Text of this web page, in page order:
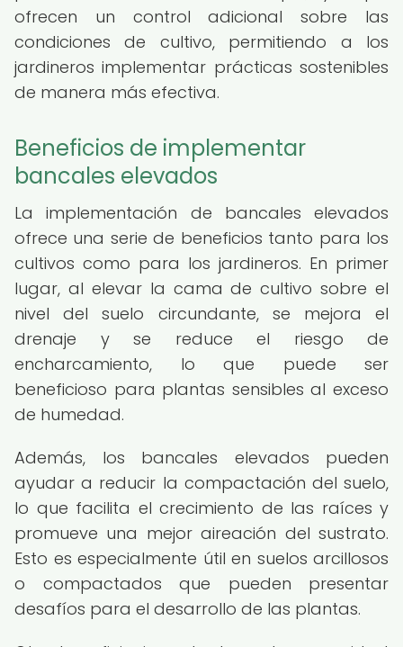
ofrecen un control adicional sobre las
condiciones de cultivo, permitiendo a los
jardineros implementar prácticas sostenibles
de manera más efectiva.
Beneficios de implementar
bancales elevados
La implementación de bancales elevados
ofrece una serie de beneficios tanto para los
cultivos como para los jardineros. En primer
lugar, al elevar la cama de cultivo sobre el
nivel del suelo circundante, se mejora el
drenaje y se reduce el riesgo de
encharcamiento, lo que puede ser
beneficioso para plantas sensibles al exceso
de humedad.
Además, los bancales elevados pueden
ayudar a reducir la compactación del suelo,
lo que facilita el crecimiento de las raíces y
promueve una mejor aireación del sustrato.
Esto es especialmente útil en suelos arcillosos
o compactados que pueden presentar
desafíos para el desarrollo de las plantas.